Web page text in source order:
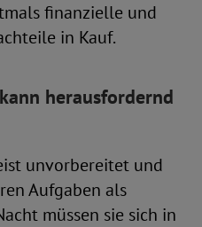
finanzielle und
in Kauf.
herausfordernd
unvorbereitet und
Aufgaben als
müssen sie sich in